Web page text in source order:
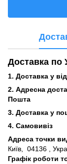
Доставка по
1. Доставка у
2. Адресна
Пошта
3. Доставка у
4. Самовивіз
Адреса точки
Київ, 04136 ,
Графік роботи